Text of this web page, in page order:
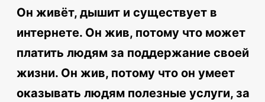
Он живёт, дышит и существует в
интернете. Он жив, потому что может
платить людям за поддержание своей
жизни. Он жив, потому что он умеет
оказывать людям полезные услуги, за